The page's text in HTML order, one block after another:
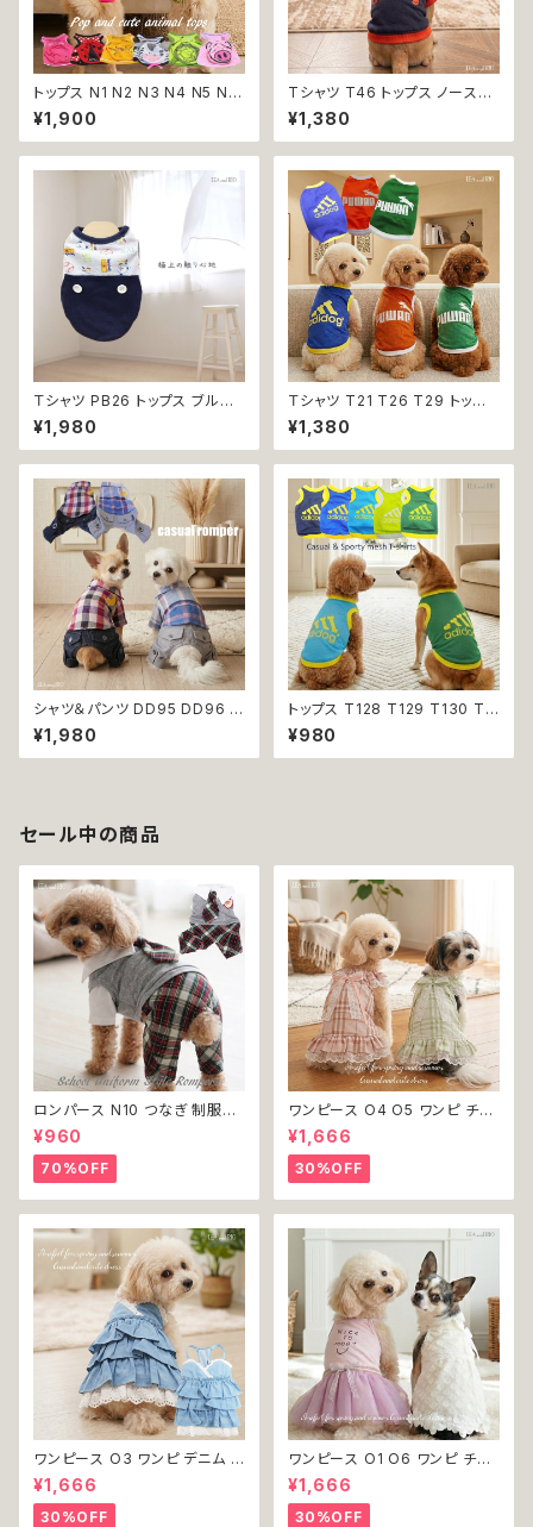
トップス N1 N2 N3 N4 N5 N6
うさぎ てんとう虫 ひよこ しまう
ま かめ ぶた ポケット ビビット
ドッグウェア dog 犬 猫 ペット
服 オシャレ かわいい 小型犬 返
¥1,900
Tシャツ T46 トップス ノースリ
ーブ ネイビー×オレンジ 紺 橙
スポーティー フード 帽子 犬 猫
ペット 犬服 猫服 犬の服 猫の服
¥1,380
Ｔシャツ PB26 トップス ブルー
野球 くま ドックウェア 小型犬
犬 猫 dog cat ペット 服 犬服
返品交換不可
¥1,980
Ｔシャツ T21 T26 T29 トップ
ス ノースリーブ メッシュ 夏 蒸
れにくい 犬 猫 ペット 犬の服 猫
の服 犬服 猫服 返品交換不可
¥1,380
シャツ＆パンツ DD95 DD96 チ
ェック柄 星柄 半袖 つなぎ オー
ルインワン カバーオール 犬用
猫用 犬 猫 ペット 服 犬服 猫服
¥1,980
トップス T128 T129 T130 T1
31 T132 Ｔシャツ 1-7号 小型
犬用 スポーティー カジュアル
メッシュ ノースリーブ ブルー グ
¥980
セール中の商品
ロンパース N10 つなぎ 制服風
チェック柄 グレー 灰色 コスチュ
ーム コスプレ ドッグウェア dog
犬 猫 ペット 服 犬服 洋服 オシ
ャレ かわいい 小型犬 返品交換
不可
¥960
70%OFF
ワンピース O4 O5 ワンピ チェ
ック プリーツ レース 女の子 犬
犬服 小型 猫 服 洋服 ペット do
g ドッグウェア おしゃれ かわい
い 返品交換不可
¥1,666
30%OFF
ワンピース O3 ワンピ デニム プ
リーツ レース 女の子 犬 犬服
小型 猫 服 洋服 ペット dog ド
ッグウェア おしゃれ かわいい 返
¥1,666
30%OFF
ワンピース O1 O6 ワンピ チュ
ール レース 花 フラワー 女の子
犬 犬服 小型 猫 服 洋服 ペット
dog ドッグウェア おしゃれ かわ
¥1,666
30%OFF